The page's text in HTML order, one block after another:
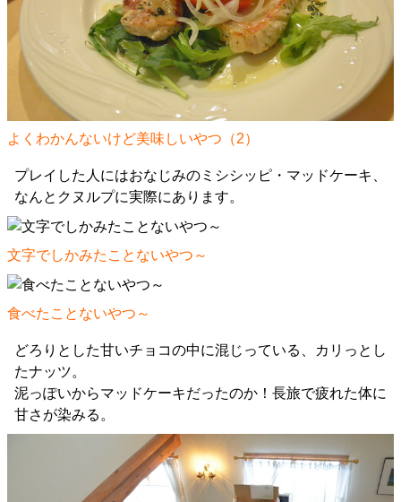
よくわかんないけど美味しいやつ（2）
プレイした人にはおなじみのミシシッピ・マッドケーキ、
なんとクヌルプに実際にあります。
文字でしかみたことないやつ～
食べたことないやつ～
どろりとした甘いチョコの中に混じっている、カリっとし
たナッツ。
泥っぽいからマッドケーキだったのか！長旅で疲れた体に
甘さが染みる。